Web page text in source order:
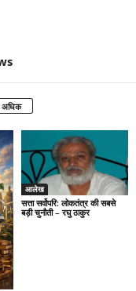
आलेख
सत्ता सर्वोपरि: लोकतंत्र की सबसे
बड़ी चुनौती – रघु ठाकुर